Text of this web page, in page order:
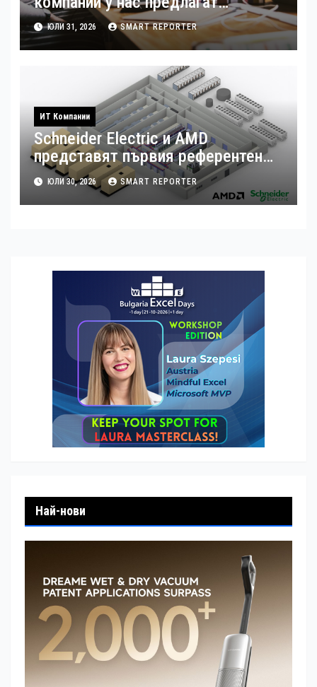
хибридна работа
ЮЛИ 31, 2026 SMART REPORTER
ИТ Компании
Schneider Electric и AMD
представят първия референтен
дизайн на платформата Helios за
ускорено изграждане на фабрики
за ИИ
ЮЛИ 30, 2026 SMART REPORTER
Най-нови